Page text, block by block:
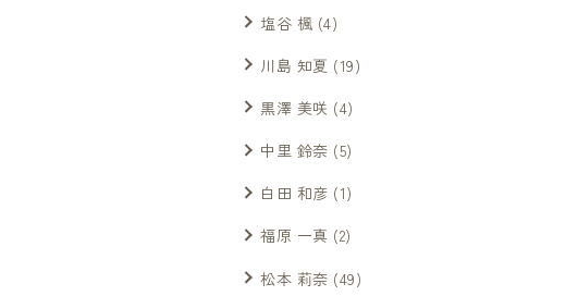
塩谷 楓 (4)
川島 知夏 (19)
黒澤 美咲 (4)
中里 鈴奈 (5)
白田 和彦 (1)
福原 一真 (2)
松本 莉奈 (49)